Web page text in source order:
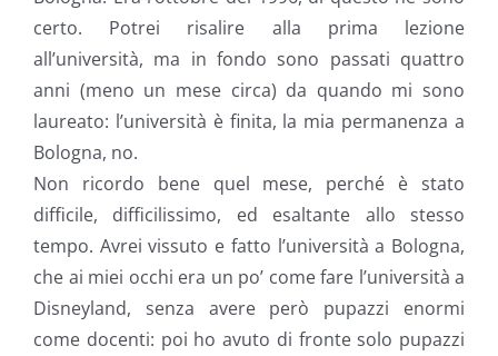
certo. Potrei risalire alla prima lezione
all’università, ma in fondo sono passati quattro
anni (meno un mese circa) da quando mi sono
laureato: l’università è finita, la mia permanenza a
Bologna, no.
Non ricordo bene quel mese, perché è stato
difficile, difficilissimo, ed esaltante allo stesso
tempo. Avrei vissuto e fatto l’università a Bologna,
che ai miei occhi era un po’ come fare l’università a
Disneyland, senza avere però pupazzi enormi
come docenti: poi ho avuto di fronte solo pupazzi